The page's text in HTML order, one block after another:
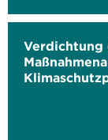
Verdichtung